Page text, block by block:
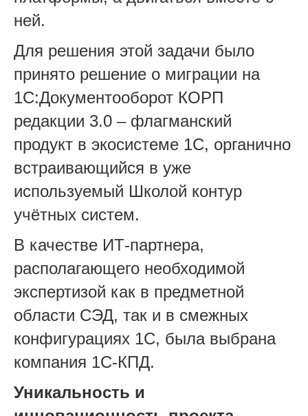
ней.
Для решения этой задачи было
принято решение о миграции на
1С:Документооборот КОРП
редакции 3.0 – флагманский
продукт в экосистеме 1С, органично
встраивающийся в уже
используемый Школой контур
учётных систем.
В качестве ИТ-партнера,
располагающего необходимой
экспертизой как в предметной
области СЭД, так и в смежных
конфигурациях 1С, была выбрана
компания 1С-КПД.
Уникальность и